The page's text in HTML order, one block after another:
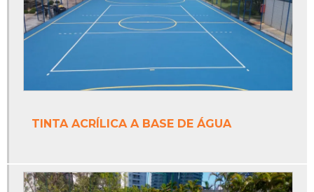
Piso monolítico epóxi
Piso monolítico externo
Piso monolítico para playground
TINTA ACRÍLICA A BASE DE ÁGUA